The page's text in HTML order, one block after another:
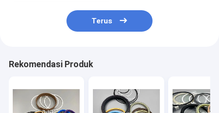
Terus
Rekomendasi Produk